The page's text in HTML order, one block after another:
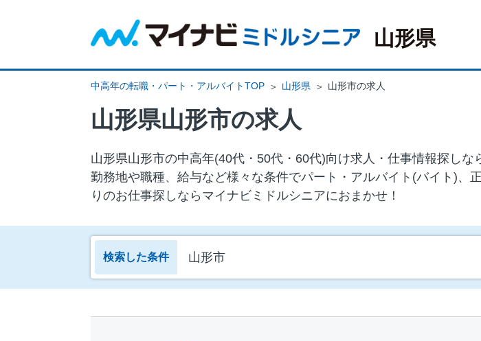
山形県
中高年の転職・パート・アルバイトTOP 山形県 山形市の求人
山形県山形市の求人
山形県山形市の中⾼年(40代・50代・60代)向け求⼈・仕事情報探し
勤務地や職種、給与など様々な条件でパート・アルバイト(バイト)、
りのお仕事探しならマイナビミドルシニアにおまかせ！
検索した条件 山形市